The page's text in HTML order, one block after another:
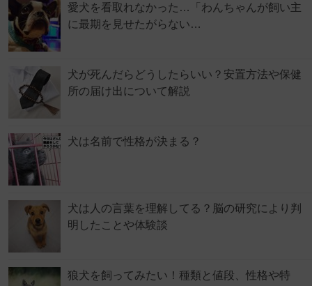
愛犬を看取れなかった…「わんちゃんが飼い主
に最期を見せたがらない…
犬が死んだらどうしたらいい？安置方法や保健
所の届け出について解説
犬は名前で性格が決まる？
犬は人の言葉を理解してる？脳の研究により判
明したことや体験談
狼犬を飼ってみたい！種類と値段、性格や特